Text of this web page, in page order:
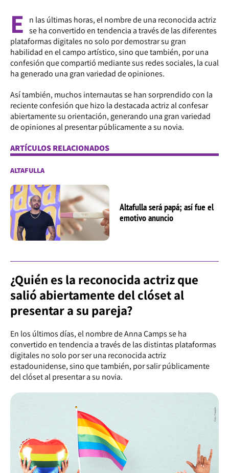
E
n las últimas horas, el nombre de una reconocida actriz
se ha convertido en tendencia a través de las diferentes
plataformas digitales no solo por demostrar su gran
habilidad en el campo artístico, sino que también, por una
confesión que compartió mediante sus redes sociales, la cual
ha generado una gran variedad de opiniones.
Así también, muchos internautas se han sorprendido con la
reciente confesión que hizo la destacada actriz al confesar
abiertamente su orientación, generando una gran variedad
de opiniones al presentar públicamente a su novia.
ARTÍCULOS RELACIONADOS
ALTAFULLA
Altafulla será papá; así fue el
emotivo anuncio
¿Quién es la reconocida actriz que
salió abiertamente del clóset al
presentar a su pareja?
En los últimos días, el nombre de Anna Camps se ha
convertido en tendencia a través de las distintas plataformas
digitales no solo por ser una reconocida actriz
estadounidense, sino que también, por salir públicamente
del clóset al presentar a su novia.